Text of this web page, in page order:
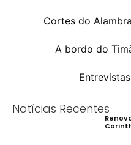
Cortes do
A bordo do
Entrevistas
Notícias Recentes